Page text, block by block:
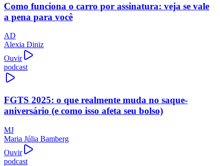
Como funciona o carro por assinatura: veja se vale
a pena para você
AD
Alexia Diniz
Ouvir
podcast
FGTS 2025: o que realmente muda no saque-
aniversário (e como isso afeta seu bolso)
MJ
Maria Júlia Bamberg
Ouvir
podcast